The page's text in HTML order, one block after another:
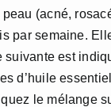
(acné,
par semaine.
suivante est
d’huile
le mélange